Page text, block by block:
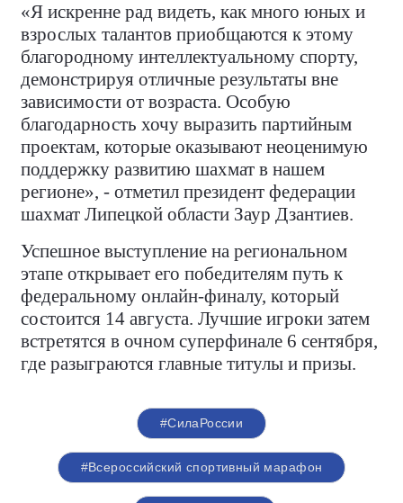
«Я искренне рад видеть, как много юных и
взрослых талантов приобщаются к этому
благородному интеллектуальному спорту,
демонстрируя отличные результаты вне
зависимости от возраста. Особую
благодарность хочу выразить партийным
проектам, которые оказывают неоценимую
поддержку развитию шахмат в нашем
регионе», - отметил президент федерации
шахмат Липецкой области Заур Дзантиев.
Успешное выступление на региональном
этапе открывает его победителям путь к
федеральному онлайн-финалу, который
состоится 14 августа. Лучшие игроки затем
встретятся в очном суперфинале 6 сентября,
где разыграются главные титулы и призы.
#СилаРоссии
#Всероссийский спортивный марафон